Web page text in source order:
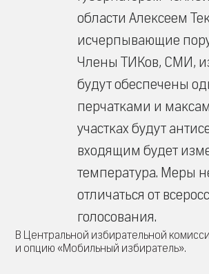
области Алексеем
исчерпывающие
Члены ТИКов, СМИ,
будут обеспечены
перчатками и
участках будут
входящим будет
температура. Меры
отличаться от
голосования.
В Центральной избирательной
и опцию «Мобильный избиратель».